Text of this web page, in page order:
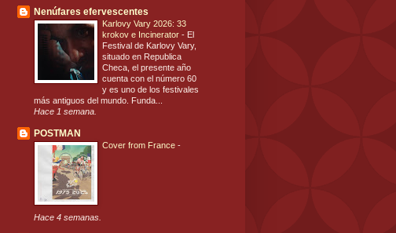
Nenúfares efervescentes
Karlovy Vary 2026: 33
krokov e Incinerator - El
Festival de Karlovy Vary,
situado en Republica
Checa, el presente año
cuenta con el número 60
y es uno de los festivales
más antiguos del mundo. Funda...
Hace 1 semana.
POSTMAN
Cover from France -
Hace 4 semanas.